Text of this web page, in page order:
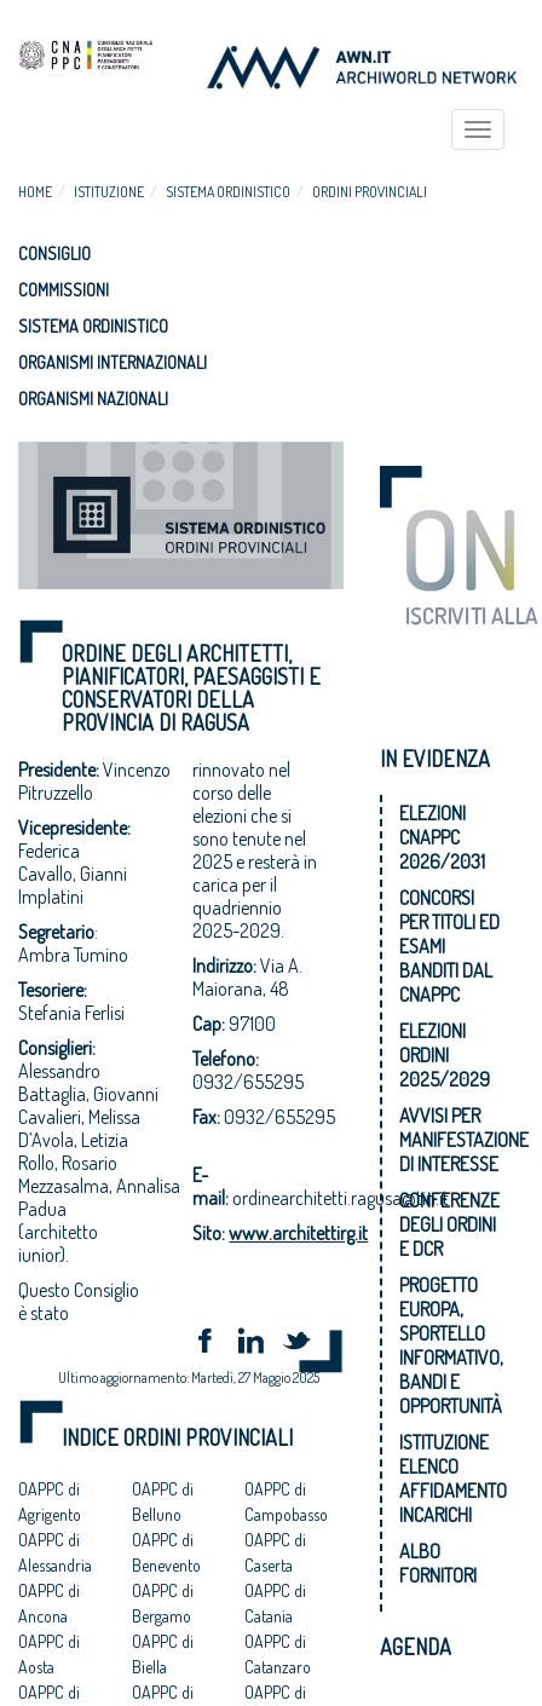
Toggle
HOME ISTITUZIONE SISTEMA ORDINISTICO ORDINI PROVINCIALI
CONSIGLIO
COMMISSIONI
SISTEMA ORDINISTICO
ORGANISMI INTERNAZIONALI
ORGANISMI NAZIONALI
ORDINE DEGLI ARCHITETTI,
PIANIFICATORI, PAESAGGISTI E
CONSERVATORI DELLA
PROVINCIA DI RAGUSA
Presidente:Vincenzo
Pitruzzello
Vicepresidente:
Federica
Cavallo, Gianni
Implatini
Segretario:
Ambra Tumino
Tesoriere:
Stefania Ferlisi
Consiglieri:
Alessandro
Battaglia, Giovanni
Cavalieri, Melissa
D’Avola, Letizia
Rollo, Rosario
Mezzasalma, Annalisa
Padua
(architetto
iunior).
Questo Consiglio
è stato
rinnovato nel
corso delle
elezioni che si
sono tenute nel
2025 e resterà in
carica per il
quadriennio
2025-2029.
Indirizzo:Via A.
Maiorana, 48
Cap:97100
Telefono:
0932/655295
Fax:0932/655295
E-
mail:ordinearchitetti.ragusa@tin.it
Sito:www.architettirg.it
Ultimo aggiornamento: Martedì, 27 Maggio 2025
INDICE ORDINI PROVINCIALI
OAPPC di
Agrigento
OAPPC di
Alessandria
OAPPC di
Ancona
OAPPC di
Aosta
OAPPC di
OAPPC di
Belluno
OAPPC di
Benevento
OAPPC di
Bergamo
OAPPC di
Biella
OAPPC di
OAPPC di
Campobasso
OAPPC di
Caserta
OAPPC di
Catania
OAPPC di
Catanzaro
OAPPC di
IN EVIDENZA
ELEZIONI
CNAPPC
2026/2031
CONCORSI
PER TITOLI ED
ESAMI
BANDITI DAL
CNAPPC
ELEZIONI
ORDINI
2025/2029
AVVISI PER
MANIFESTAZIONE
DI INTERESSE
CONFERENZE
DEGLI ORDINI
E DCR
PROGETTO
EUROPA,
SPORTELLO
INFORMATIVO,
BANDI E
OPPORTUNITÀ
ISTITUZIONE
ELENCO
AFFIDAMENTO
INCARICHI
ALBO
FORNITORI
AGENDA